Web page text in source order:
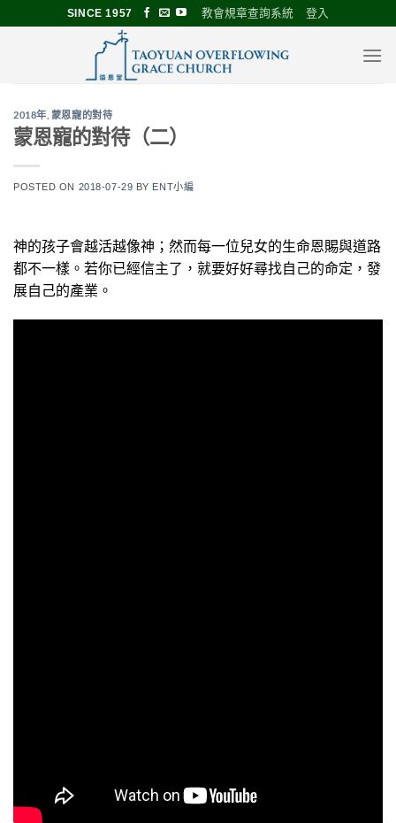
SINCE 1957 教會規章查詢系統 登入
2018年 蒙恩寵的對待
蒙恩寵的對待（二）
POSTED ON 2018-07-29 BY ENT小編
神的孩子會越活越像神；然而每一位兒女的生命恩賜與道路
都不一樣。若你已經信主了，就要好好尋找自己的命定，發
展自己的產業。